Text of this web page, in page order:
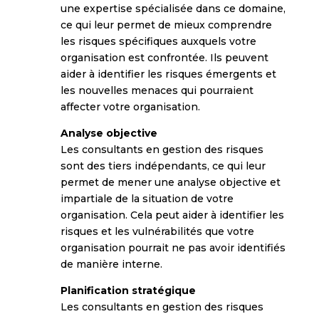
une expertise spécialisée dans ce domaine,
ce qui leur permet de mieux comprendre
les risques spécifiques auxquels votre
organisation est confrontée. Ils peuvent
aider à identifier les risques émergents et
les nouvelles menaces qui pourraient
affecter votre organisation.
Analyse objective
Les consultants en gestion des risques
sont des tiers indépendants, ce qui leur
permet de mener une analyse objective et
impartiale de la situation de votre
organisation. Cela peut aider à identifier les
risques et les vulnérabilités que votre
organisation pourrait ne pas avoir identifiés
de manière interne.
Planification stratégique
Les consultants en gestion des risques